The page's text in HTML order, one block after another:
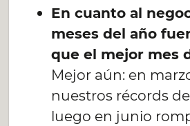
En cuanto al
meses del año
que el mejor mes
Mejor aún: en
nuestros récords
luego en junio